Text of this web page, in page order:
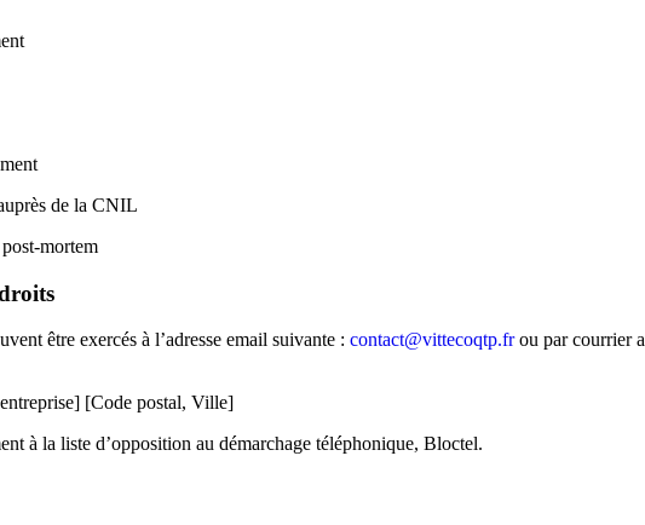
de la CNIL
mortem
être exercés à l’adresse email suivante : contact@vittecoqtp.frou par courrier
[Code postal, Ville]
à la liste d’opposition au démarchage téléphonique, Bloctel.